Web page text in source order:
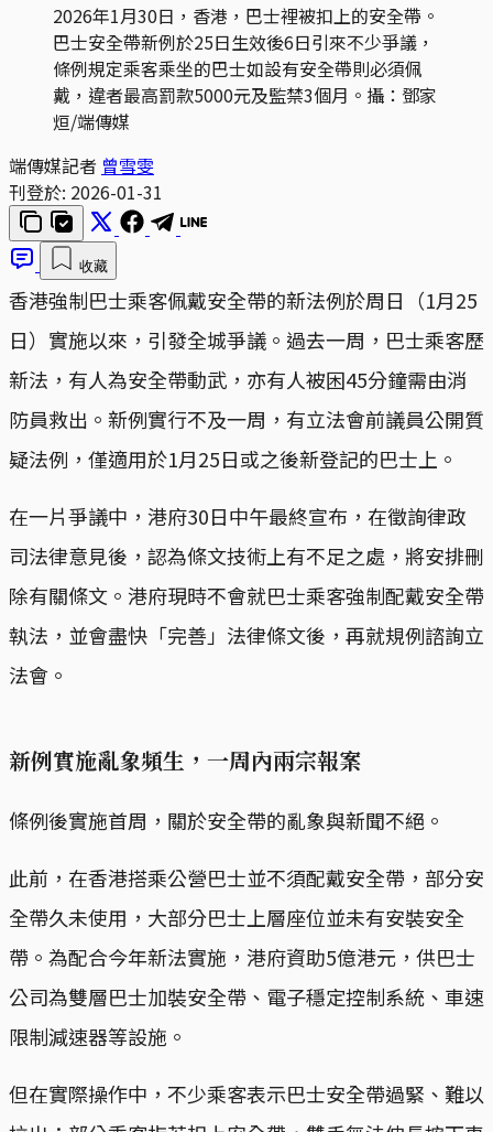
2026年1月30日，香港，巴士裡被扣上的安全帶。
巴士安全帶新例於25日生效後6日引來不少爭議，
條例規定乘客乘坐的巴士如設有安全帶則必須佩
戴，違者最高罰款5000元及監禁3個月。攝：鄧家
烜/端傳媒
端傳媒記者 曾雪雯
刊登於: 2026-01-31
收藏
香港強制巴士乘客佩戴安全帶的新法例於周日（1月25
日）實施以來，引發全城爭議。過去一周，巴士乘客歷
新法，有人為安全帶動武，亦有人被困45分鐘需由消
防員救出。新例實行不及一周，有立法會前議員公開質
疑法例，僅適用於1月25日或之後新登記的巴士上。
在一片爭議中，港府30日中午最終宣布，在徵詢律政
司法律意見後，認為條文技術上有不足之處，將安排刪
除有關條文。港府現時不會就巴士乘客強制配戴安全帶
執法，並會盡快「完善」法律條文後，再就規例諮詢立
法會。
新例實施亂象頻生，一周內兩宗報案
條例後實施首周，關於安全帶的亂象與新聞不絕。
此前，在香港搭乘公營巴士並不須配戴安全帶，部分安
全帶久未使用，大部分巴士上層座位並未有安裝安全
帶。為配合今年新法實施，港府資助5億港元，供巴士
公司為雙層巴士加裝安全帶、電子穩定控制系統、車速
限制減速器等設施。
但在實際操作中，不少乘客表示巴士安全帶過緊、難以